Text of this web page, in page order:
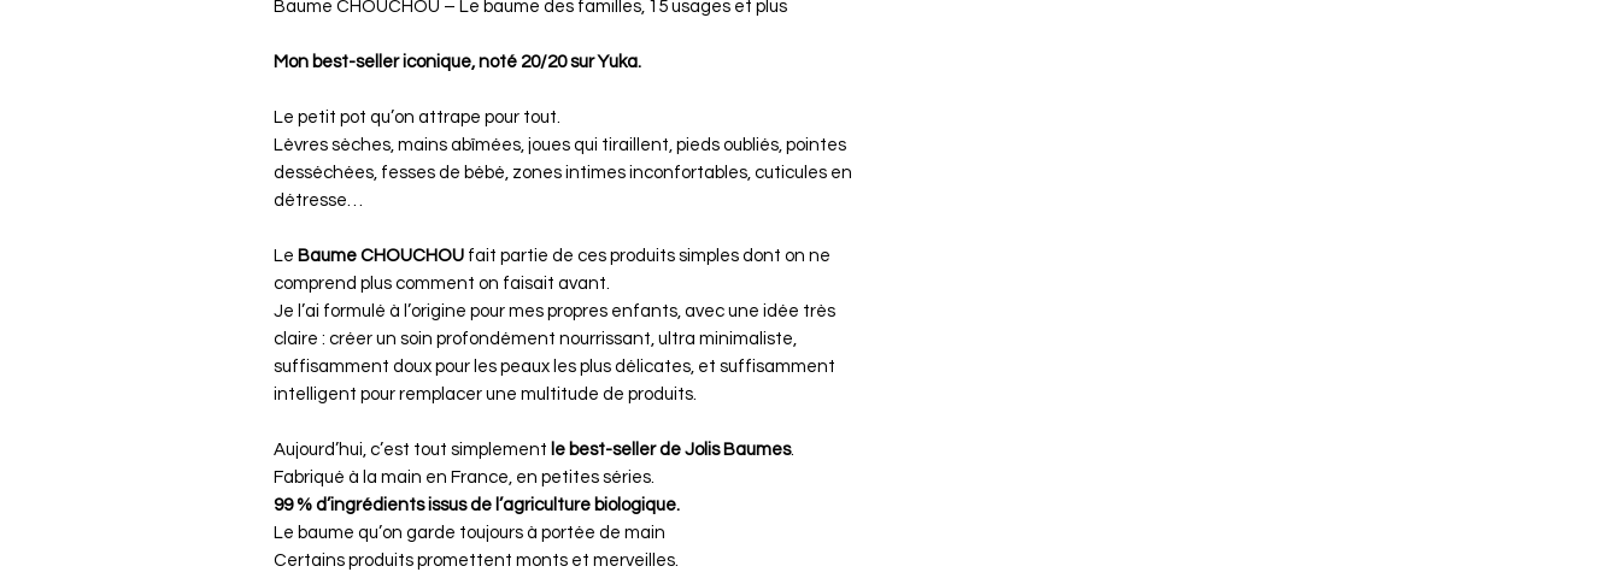
Baume CHOUCHOU – Le baume des familles, 15 usages et plus
Mon best-seller iconique, noté 20/20 sur Yuka.
Le petit pot qu’on attrape pour tout.
Lèvres sèches, mains abîmées, joues qui tiraillent, pieds oubliés, pointes
desséchées, fesses de bébé, zones intimes inconfortables, cuticules en
détresse…
Le Baume CHOUCHOU fait partie de ces produits simples dont on ne
comprend plus comment on faisait avant.
Je l’ai formulé à l’origine pour mes propres enfants, avec une idée très
claire : créer un soin profondément nourrissant, ultra minimaliste,
suffisamment doux pour les peaux les plus délicates, et suffisamment
intelligent pour remplacer une multitude de produits.
Aujourd’hui, c’est tout simplement le best-seller de Jolis Baumes.
Fabriqué à la main en France, en petites séries.
99 % d’ingrédients issus de l’agriculture biologique.
Le baume qu’on garde toujours à portée de main
Certains produits promettent monts et merveilles.